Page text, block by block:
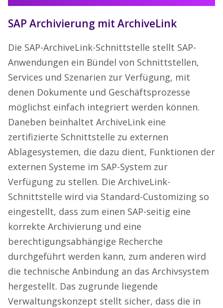
SAP Archivierung mit ArchiveLink
Die SAP-ArchiveLink-Schnittstelle stellt SAP-
Anwendungen ein Bündel von Schnittstellen,
Services und Szenarien zur Verfügung, mit
denen Dokumente und Geschäftsprozesse
möglichst einfach integriert werden können.
Daneben beinhaltet ArchiveLink eine
zertifizierte Schnittstelle zu externen
Ablagesystemen, die dazu dient, Funktionen der
externen Systeme im SAP-System zur
Verfügung zu stellen. Die ArchiveLink-
Schnittstelle wird via Standard-Customizing so
eingestellt, dass zum einen SAP-seitig eine
korrekte Archivierung und eine
berechtigungsabhängige Recherche
durchgeführt werden kann, zum anderen wird
die technische Anbindung an das Archivsystem
hergestellt. Das zugrunde liegende
Verwaltungskonzept stellt sicher, dass die in